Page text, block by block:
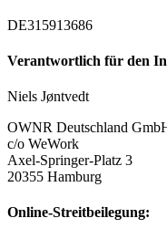
DE315913686
Verantwortlich für den
Niels Jøntvedt
OWNR Deutschland
c/o WeWork
Axel-Springer-Platz 3
20355 Hamburg
Online-Streitbeilegung: